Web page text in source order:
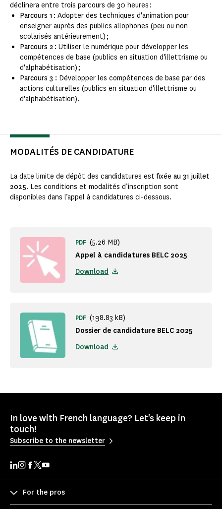
déclinera entre trois parcours de 30 heures :
Parcours 1 : Adopter des techniques d'animation pour
enseigner auprès des publics allophones (peu ou non
scolarisés antérieurement) ;
Parcours 2 : Utiliser le numérique pour développer les
compétences de base (publics en situation d'illettrisme ou
d'alphabétisation) ;
Parcours 3 : Développer les compétences de base par des
actions culturelles (publics en situation d'illettrisme ou
d'alphabétisation).
MODALITÉS DE CANDIDATURE
La date limite de dépôt des candidatures est fixée au 31 juillet
2025. Les conditions et modalités d’inscription sont
disponibles dans l’appel à candidatures ci-dessous.
Appel à candidatures BELC 2025
PDF (5.26 MB)
Download
Dossier de candidature BELC 2025
PDF (198.83 kB)
Download
In love with French language? Let's keep in
touch!
Subscribe to the newsletter
For the pros